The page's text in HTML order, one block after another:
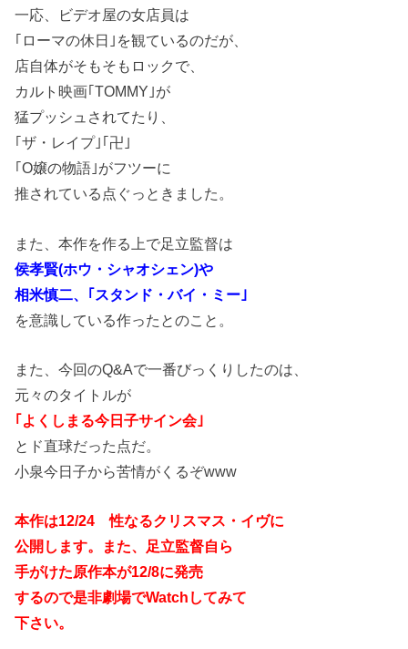
一応、ビデオ屋の女店員は
｢ローマの休日｣を観ているのだが、
店自体がそもそもロックで、
カルト映画｢TOMMY｣が
猛プッシュされてたり、
｢ザ・レイプ｣｢卍｣
｢O嬢の物語｣がフツーに
推されている点ぐっときました。
また、本作を作る上で足立監督は
侯孝賢(ホウ・シャオシェン)や
相米慎二、｢スタンド・バイ・ミー｣
を意識している作ったとのこと。
また、今回のQ&Aで一番びっくりしたのは、
元々のタイトルが
｢よくしまる今日子サイン会｣
とド直球だった点だ。
小泉今日子から苦情がくるぞwww
本作は12/24 性なるクリスマス・イヴに
公開します。また、足立監督自ら
手がけた原作本が12/8に発売
するので是非劇場でWatchしてみて
下さい。